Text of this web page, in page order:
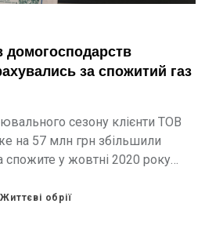
домогосподарств
за спожитий газ
сезону клієнти ТОВ
на 57 млн грн збільшили
спожите у жовтні 2020 року
обрії